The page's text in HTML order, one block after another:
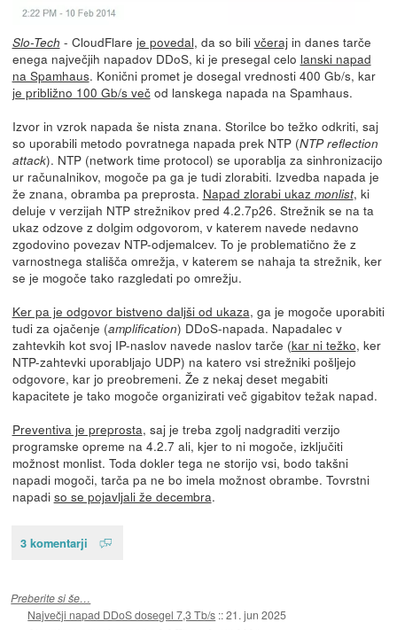
Slo-Tech - CloudFlare je povedal, da so bili včerajin danes tarče
enega največjih napadov DDoS, ki je presegal celo lanski napad
na Spamhaus. Konični promet je dosegal vrednosti 400 Gb/s, kar
je približno 100 Gb/s večod lanskega napada na Spamhaus.
Izvor in vzrok napada še nista znana. Storilce bo težko odkriti, saj
so uporabili metodo povratnega napada prek NTP (NTP reflection
attack). NTP (network time protocol) se uporablja za sinhronizacijo
ur računalnikov, mogoče pa ga je tudi zlorabiti. Izvedba napada je
že znana, obramba pa preprosta. Napad zlorabi ukaz monlist, ki
deluje v verzijah NTP strežnikov pred 4.2.7p26. Strežnik se na ta
ukaz odzove z dolgim odgovorom, v katerem navede nedavno
zgodovino povezav NTP-odjemalcev. To je problematično že z
varnostnega stališča omrežja, v katerem se nahaja ta strežnik, ker
se je mogoče tako razgledati po omrežju.
Ker pa je odgovor bistveno daljši od ukaza, ga je mogoče uporabiti
tudi za ojačenje (amplification) DDoS-napada. Napadalec v
zahtevkih kot svoj IP-naslov navede naslov tarče (kar ni težko, ker
NTP-zahtevki uporabljajo UDP) na katero vsi strežniki pošljejo
odgovore, kar jo preobremeni. Že z nekaj deset megabiti
kapacitete je tako mogoče organizirati več gigabitov težak napad.
Preventiva je preprosta, saj je treba zgolj nadgraditi verzijo
programske opreme na 4.2.7 ali, kjer to ni mogoče, izključiti
možnost monlist. Toda dokler tega ne storijo vsi, bodo takšni
napadi mogoči, tarča pa ne bo imela možnost obrambe. Tovrstni
napadi so se pojavljali že decembra.
3 komentarji
Preberite si še…
Največji napad DDoS dosegel 7,3 Tb/s ::21. jun 2025